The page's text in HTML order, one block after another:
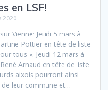
en LSF!
2020
Vienne: Jeudi 5 mars à
Pottier en tête de liste
tous ». Jeudi 12 mars à
Arnaud en tête de liste
aixois pourront ainsi
de leur commune et…